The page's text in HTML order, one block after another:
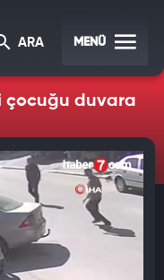
ARA MENÜ
çocuğu duvara